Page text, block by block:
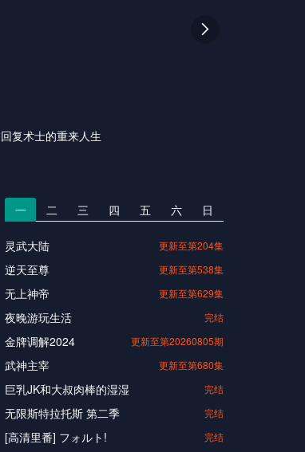
回复术士的重来人生

一 二 三 四 五 六 日
灵武大陆 更新至第204集
逆天至尊 更新至第538集
无上神帝 更新至第629集
夜晚游玩生活 完结
金牌调解2024 更新至第20260805期
武神主宰 更新至第680集
巨乳JK和大叔肉棒的湿湿 完结
无限斯特拉托斯 第二季 完结
[高清里番] フォルト! 完结